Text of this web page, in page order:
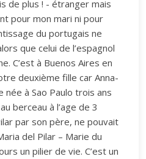
de plus ! - étranger mais
pour mon mari ni pour
du portugais ne
que celui de l’espagnol
C’est à Buenos Aires en
deuxième fille car Anna-
à Sao Paulo trois ans
berceau à l’age de 3
par son père, ne pouvait
del Pilar – Marie du
un pilier de vie. C’est un